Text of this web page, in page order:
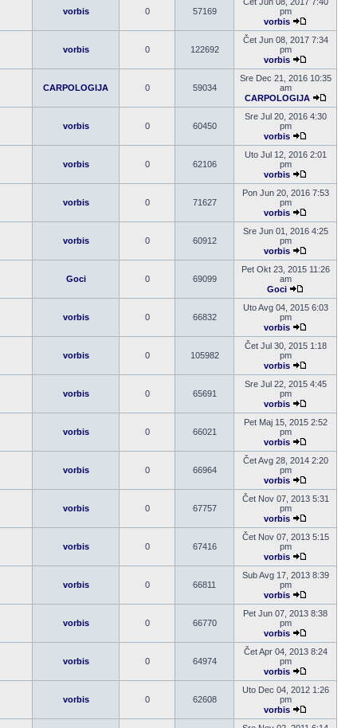
vorbis 0 57169
pm
vorbis
Pogledaj
poslednji
vorbis 0 122692
Čet Jun 08, 2017 7:34
pm
vorbis
Pogledaj
poslednji
CARPOLOGIJA 0 59034
Sre Dec 21, 2016 10:35
am
CARPOLOGIJA
vorbis 0 60450
Sre Jul 20, 2016 4:30
pm
vorbis
Pogledaj
poslednji
vorbis 0 62106
Uto Jul 12, 2016 2:01
pm
vorbis
Pogledaj
poslednji
vorbis 0 71627
Pon Jun 20, 2016 7:53
pm
vorbis
Pogledaj
poslednji
vorbis 0 60912
Sre Jun 01, 2016 4:25
pm
vorbis
Pogledaj
poslednji
Goci 0 69099
Pet Okt 23, 2015 11:26
am
Goci
Pogledaj
poslednji
vorbis 0 66832
Uto Avg 04, 2015 6:03
pm
vorbis
Pogledaj
poslednji
vorbis 0 105982
Čet Jul 30, 2015 1:18
pm
vorbis
Pogledaj
poslednji
vorbis 0 65691
Sre Jul 22, 2015 4:45
pm
vorbis
Pogledaj
poslednji
vorbis 0 66021
Pet Maj 15, 2015 2:52
pm
vorbis
Pogledaj
poslednji
vorbis 0 66964
Čet Avg 28, 2014 2:20
pm
vorbis
Pogledaj
poslednji
vorbis 0 67757
Čet Nov 07, 2013 5:31
pm
vorbis
Pogledaj
poslednji
vorbis 0 67416
Čet Nov 07, 2013 5:15
pm
vorbis
Pogledaj
poslednji
vorbis 0 66811
Sub Avg 17, 2013 8:39
pm
vorbis
Pogledaj
poslednji
vorbis 0 66770
Pet Jun 07, 2013 8:38
pm
vorbis
Pogledaj
poslednji
vorbis 0 64974
Čet Apr 04, 2013 8:24
pm
vorbis
Pogledaj
poslednji
vorbis 0 62608
Uto Dec 04, 2012 1:26
pm
vorbis
Pogledaj